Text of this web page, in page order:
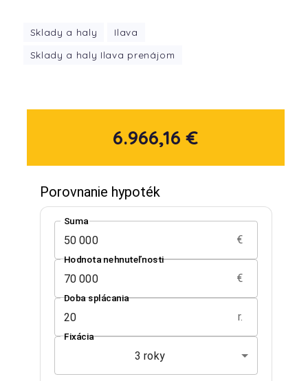
Sklady a haly
Ilava
Sklady a haly Ilava prenájom
6.966,16 €